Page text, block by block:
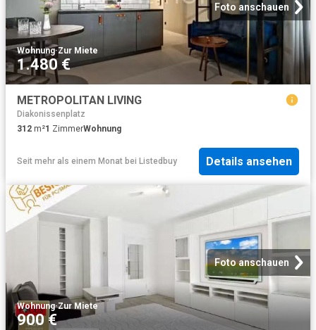
Foto anschauen
Wohnung·Zur Miete
1.480 €
METROPOLITAN LIVING
Diakonissenplatz
312 m²1 ZimmerWohnung
Seit mehr als einem Monat bei Listedbuy Details ansehen
Foto anschauen
Wohnung·Zur Miete
900 €